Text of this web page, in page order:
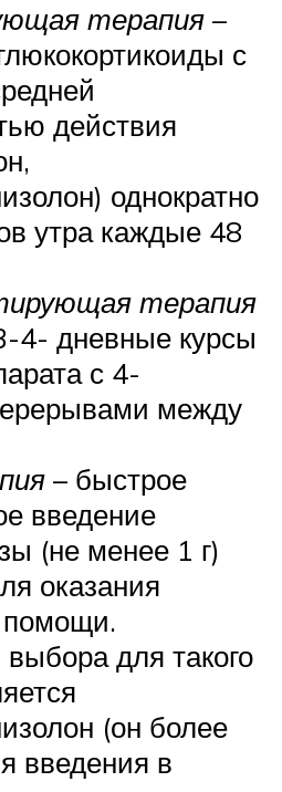
терапия –
с
действия
однократно
утра каждые 48
терапия
4- дневные курсы
с 4-
между
– быстрое
введение
(не менее 1 г)
оказания
помощи.
для такого
(он более
введения в